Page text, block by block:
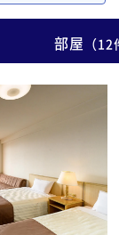
も分からないみ
後に紹介してもら
のに知らない人
った店に行ったら
いて、ライトも
まだ閉店まで1
いのではないか 金額と
いが、立地と施設
て、3かな。
部屋 （12